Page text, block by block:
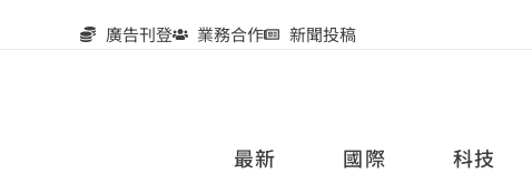
廣告刊登 業務合作 新聞投稿
最新 國際 科技